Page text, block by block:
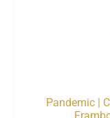
Pandemic |